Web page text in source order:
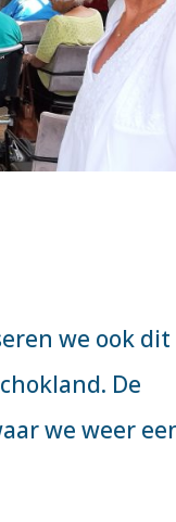
we ook dit
De
we weer